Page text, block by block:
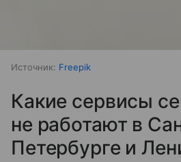
Источник: Freepik
Какие сервисы
не работают в
Петербурге и